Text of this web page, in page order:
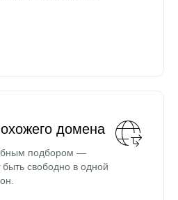
домена
подбором —
свободно в одной